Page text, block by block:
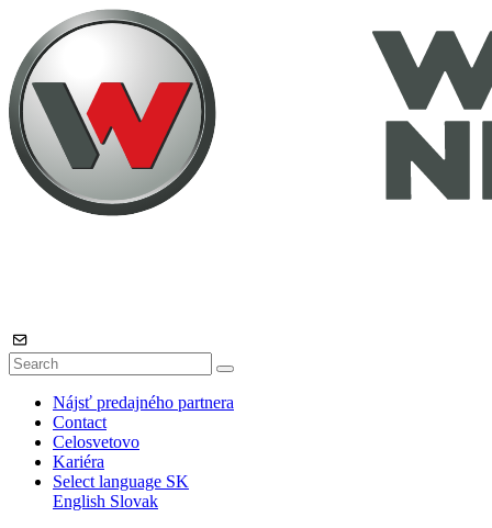
Nájsť predajného partnera
Contact
Celosvetovo
Kariéra
Select language SK
English Slovak